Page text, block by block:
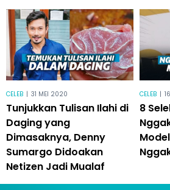
CELEB | 31 MEI 2020
Tunjukkan Tulisan Ilahi di
Daging yang
Dimasaknya, Denny
Sumargo Didoakan
Netizen Jadi Mualaf
CELEB |
8